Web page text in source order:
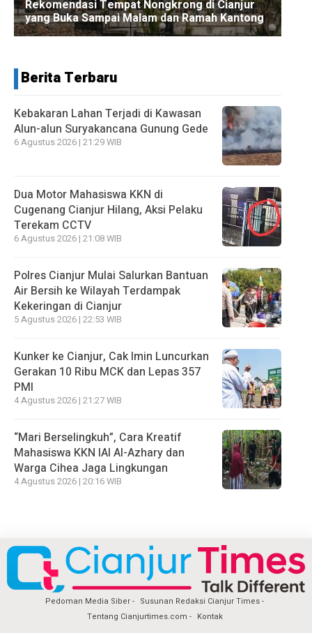
Berita Terbaru
Kebakaran Lahan Terjadi di Kawasan
Alun-alun Suryakancana Gunung Gede
6 Agustus 2026 | 21:29 WIB
Dua Motor Mahasiswa KKN di
Cugenang Cianjur Hilang, Aksi Pelaku
Terekam CCTV
6 Agustus 2026 | 21:08 WIB
Polres Cianjur Mulai Salurkan Bantuan
Air Bersih ke Wilayah Terdampak
Kekeringan di Cianjur
5 Agustus 2026 | 22:53 WIB
Kunker ke Cianjur, Cak Imin Luncurkan
Gerakan 10 Ribu MCK dan Lepas 357
PMI
4 Agustus 2026 | 21:27 WIB
“Mari Berselingkuh”, Cara Kreatif
Mahasiswa KKN IAI Al-Azhary dan
Warga Cihea Jaga Lingkungan
4 Agustus 2026 | 20:16 WIB
Pedoman Media Siber
Susunan Redaksi Cianjur Times
Tentang Cianjurtimes.com
Kontak